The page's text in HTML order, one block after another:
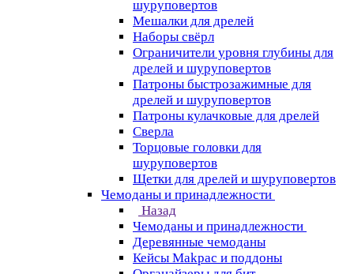
шуруповертов
Мешалки для дрелей
Наборы свёрл
Ограничители уровня глубины для
дрелей и шуруповертов
Патроны быстрозажимные для
дрелей и шуруповертов
Патроны кулачковые для дрелей
Сверла
Торцовые головки для
шуруповертов
Щетки для дрелей и шуруповертов
Чемоданы и принадлежности
Назад
Чемоданы и принадлежности
Деревянные чемоданы
Кейсы Makpac и поддоны